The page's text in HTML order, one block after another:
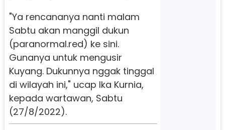
"Ya rencananya nanti malam
Sabtu akan manggil dukun
(paranormal.red) ke sini.
Gunanya untuk mengusir
Kuyang. Dukunnya nggak tinggal
di wilayah ini," ucap Ika Kurnia,
kepada wartawan, Sabtu
(27/8/2022).